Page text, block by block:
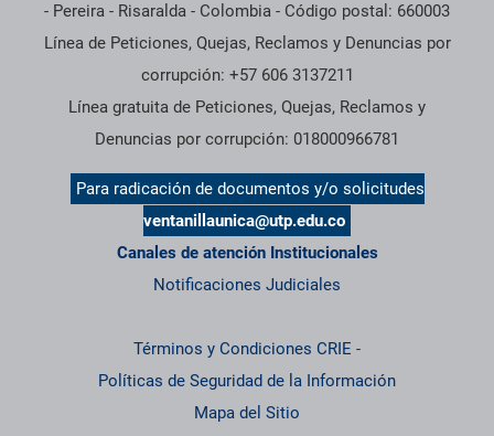
- Pereira - Risaralda - Colombia - Código postal: 660003
Línea de Peticiones, Quejas, Reclamos y Denuncias por
corrupción: +57 606 3137211
Línea gratuita de Peticiones, Quejas, Reclamos y
Denuncias por corrupción: 018000966781
Para radicación de documentos y/o solicitudes
ventanillaunica@utp.edu.co
Canales de atención Institucionales
Notificaciones Judiciales
Términos y Condiciones CRIE -
Políticas de Seguridad de la Información
Mapa del Sitio